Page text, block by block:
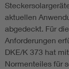
aktuellen
abgedeckt. Für
Anforderungen
DKE/K 373 hat
Normenteiles für